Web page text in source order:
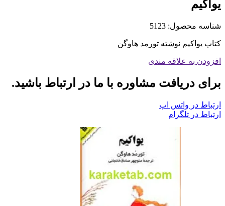
یواکیم
شناسه محصول: 5123
کتاب یواکیم نوشته تورمد هاوگن
افزودن به علاقه مندی
برای دریافت مشاوره با ما در ارتباط باشید.
ارتباط در واتس اپ
ارتباط در تلگرام